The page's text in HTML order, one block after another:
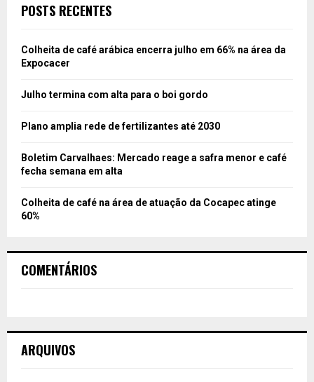
POSTS RECENTES
Colheita de café arábica encerra julho em 66% na área da
Expocacer
Julho termina com alta para o boi gordo
Plano amplia rede de fertilizantes até 2030
Boletim Carvalhaes: Mercado reage a safra menor e café
fecha semana em alta
Colheita de café na área de atuação da Cocapec atinge
60%
COMENTÁRIOS
ARQUIVOS